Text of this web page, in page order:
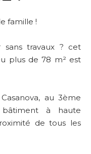
famille !
sans travaux ? cet
plus de 78 m² est
au 3ème
à haute
de tous les